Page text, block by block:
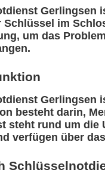
Gerlingsen
Schlüssel im
um das
Gerlingsen
besteht darin,
steht rund um
verfügen über